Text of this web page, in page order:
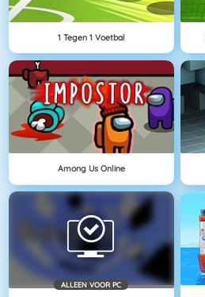
1 Tegen 1 Voetbal
Among Us Online
ALLEEN VOOR PC